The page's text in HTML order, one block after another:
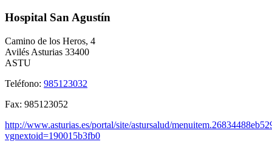
Hospital San Agustín
Camino de los Heros, 4
Avilés Asturias 33400
ASTU
Teléfono: 985123032
Fax: 985123052
http://www.asturias.es/portal/site/astursalud/
vgnextoid=190015b3fb0